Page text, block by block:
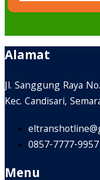
Alamat
Jl. Sanggung Raya
Kec. Candisari,
0857-7777-9957
Menu